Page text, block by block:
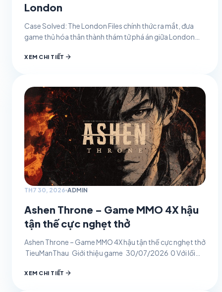
London
Case Solved: The London Files chính thức ra mắt, đưa
game thủ hóa thân thành thám tử phá án giữa London
XEM CHI TIẾT arrow_forward
TH7 30, 2026 ADMIN
Ashen Throne – Game MMO 4X hậu
tận thế cực nghẹt thở
Ashen Throne – Game MMO 4X hậu tận thế cực nghẹt thở
TieuManThau Giới thiệu game 30/07/2026 0 Với lối
XEM CHI TIẾT arrow_forward